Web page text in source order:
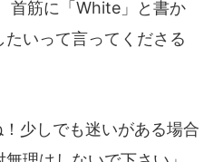
首筋に「White」と書か
いって言ってくださる
少しでも迷いがある場合